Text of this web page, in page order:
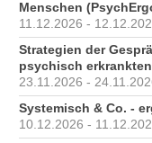
Menschen
11.12.2026 -
Strategien der
psychisch
23.11.2026 -
Systemisch & Co. -
10.12.2026 -